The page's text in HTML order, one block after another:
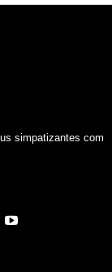
simpatizantes com